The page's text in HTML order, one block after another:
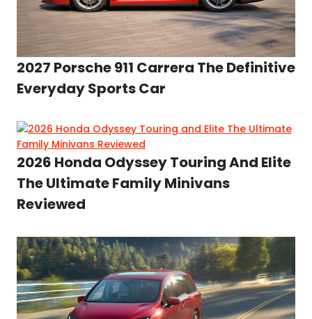
2027 Porsche 911 Carrera The Definitive
Everyday Sports Car
2026 Honda Odyssey Touring And Elite
The Ultimate Family Minivans
Reviewed